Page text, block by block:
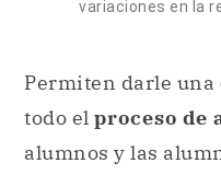
Los modelos son
aquellos más bien
docente es un